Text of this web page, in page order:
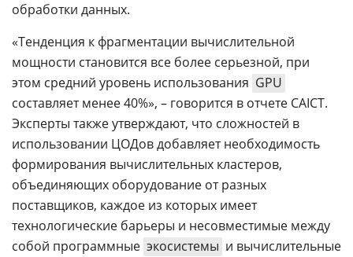
обработки данных.
«Тенденция к фрагментации вычислительной
мощности становится все более серьезной, при
этом средний уровень использования GPU
составляет менее 40%», – говорится в отчете CAICT.
Эксперты также утверждают, что сложностей в
использовании ЦОДов добавляет необходимость
формирования вычислительных кластеров,
объединяющих оборудование от разных
поставщиков, каждое из которых имеет
технологические барьеры и несовместимые между
собой программные экосистемы и вычислительные